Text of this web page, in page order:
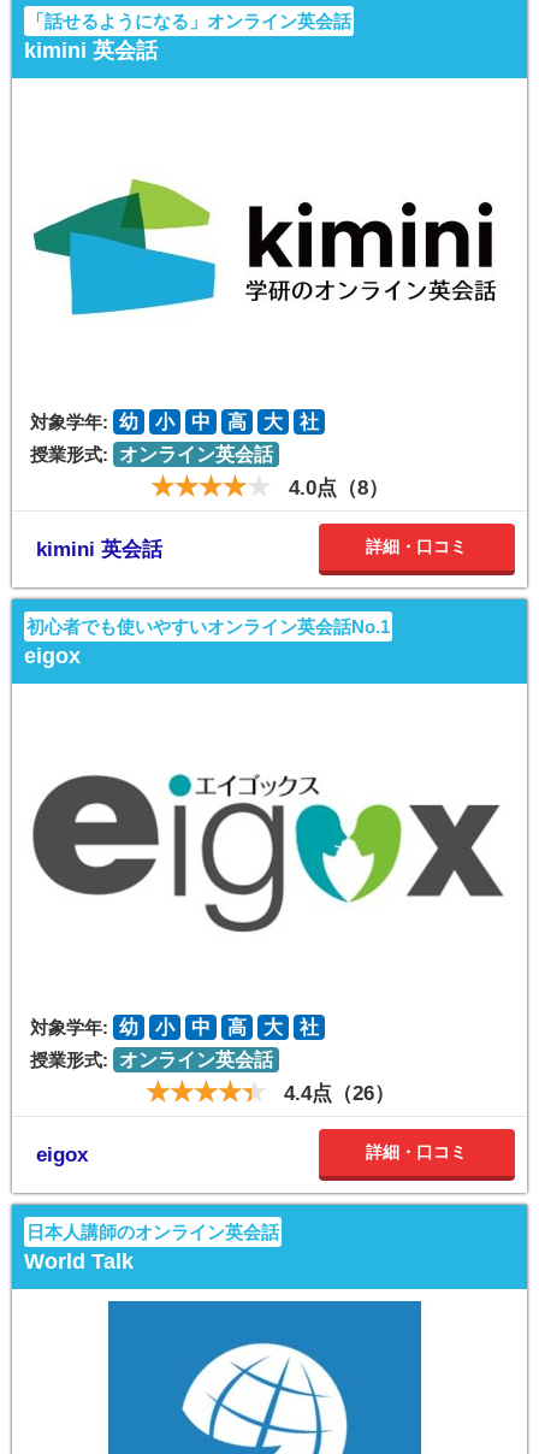
「話せるようになる」オンライン英会話
kimini 英会話
対象学年: 幼 小 中 高 大
社
授業形式:
オンライン英会話
4.0点（8）
kimini 英会話 詳細・口コミ
初心者でも使いやすいオンライン英会話No.1
eigox
対象学年: 幼 小 中 高 大
社
授業形式:
オンライン英会話
4.4点（26）
eigox 詳細・口コミ
日本人講師のオンライン英会話
World Talk